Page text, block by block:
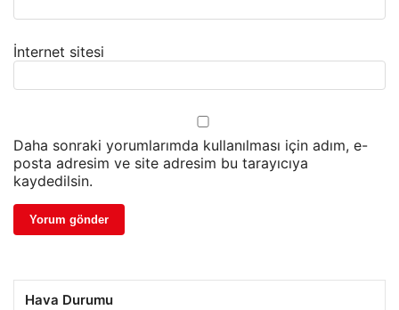
İnternet sitesi
Daha sonraki yorumlarımda kullanılması için adım, e-
posta adresim ve site adresim bu tarayıcıya
kaydedilsin.
Hava Durumu